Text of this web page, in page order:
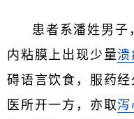
患者系潘姓男子
内粘膜上出现少量溃
碍语言饮食，服药
医所开一方，亦取泻